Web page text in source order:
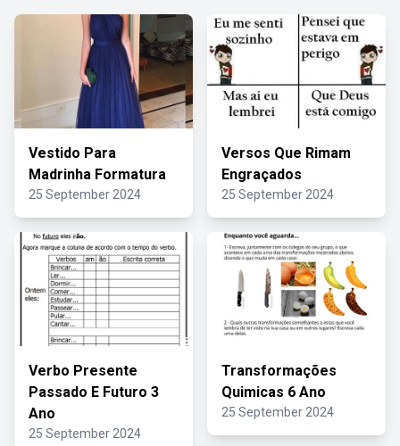
Vestido Para
Madrinha Formatura
25 September 2024
Versos Que Rimam
Engraçados
25 September 2024
Verbo Presente
Passado E Futuro 3
Ano
25 September 2024
Transformações
Quimicas 6 Ano
25 September 2024